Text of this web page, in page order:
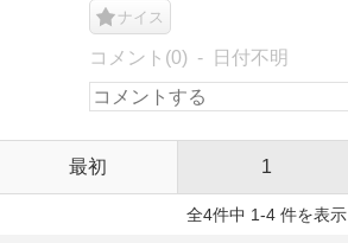
ナイス
コメント(0) 日付不明
最初 1
全4件中 1-4 件を表示